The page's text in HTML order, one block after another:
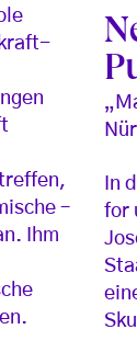
kraft-
–
Ihm
In
for